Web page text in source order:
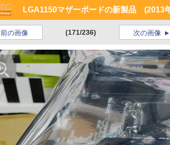
LGA1150マザーボードの新製品 (2013
前の画像 (171/236) 次の画像